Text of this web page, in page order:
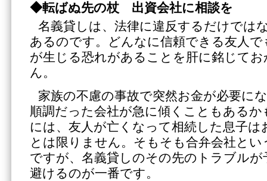
◆転ばぬ先の杖 出資会社に相談を
名義貸しは、法律に違反するだけでは
あるのです。どんなに信頼できる友人
が生じる恐れがあることを肝に銘じて
ん。
家族の不慮の事故で突然お金が必要に
順調だった会社が急に傾くこともある
には、友人が亡くなって相続した息子
とは限りません。そもそも合弁会社と
ですが、名義貸しのその先のトラブル
避けるのが一番です。